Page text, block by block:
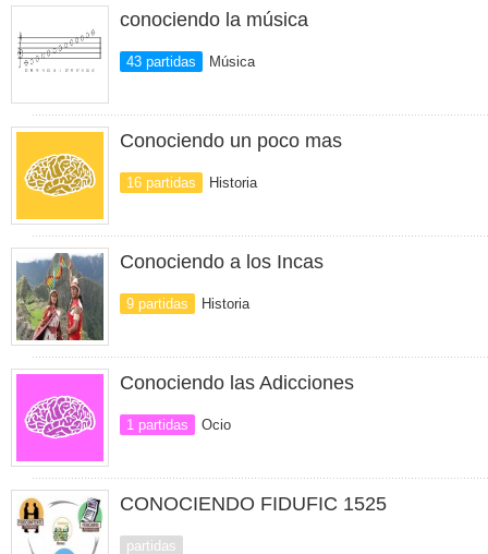
conociendo la música
43 partidas Música
Conociendo un poco mas
16 partidas Historia
Conociendo a los Incas
9 partidas Historia
Conociendo las Adicciones
1 partidas Ocio
CONOCIENDO FIDUFIC 1525
partidas